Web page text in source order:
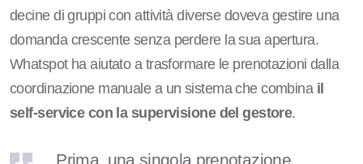
decine di gruppi con attività diverse doveva gestire una
domanda crescente senza perdere la sua apertura.
Whatspot ha aiutato a trasformare le prenotazioni dalla
coordinazione manuale a un sistema che combina il
self-service con la supervisione del gestore.
„Prima, una singola prenotazione